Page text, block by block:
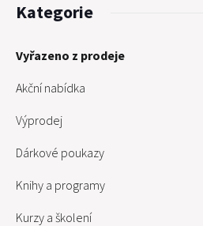
Kategorie
Vyřazeno z prodeje
Akční nabídka
Výprodej
Dárkové poukazy
Knihy a programy
Kurzy a školení